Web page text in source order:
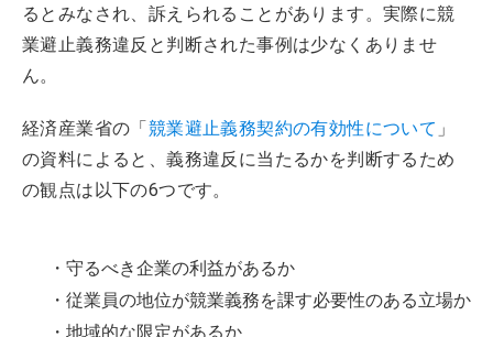
るとみなされ、訴えられることがあります。実際に競
業避止義務違反と判断された事例は少なくありませ
ん。
経済産業省の「競業避止義務契約の有効性について 」
の資料によると、義務違反に当たるかを判断するため
の観点は以下の6つです。
・守るべき企業の利益があるか
・従業員の地位が競業義務を課す必要性のある立場か
・地域的な限定があるか